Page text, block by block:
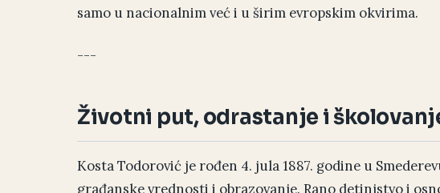
samo u nacionalnim već i u širim evropskim okvirima.
---
Životni put, odrastanje i
Kosta Todorović je rođen 4. jula 1887. godine u
građanske vrednosti i obrazovanje. Rano detinjstvo i